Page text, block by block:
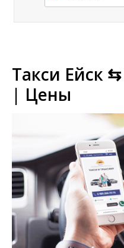
Такси Ейск
| Цены